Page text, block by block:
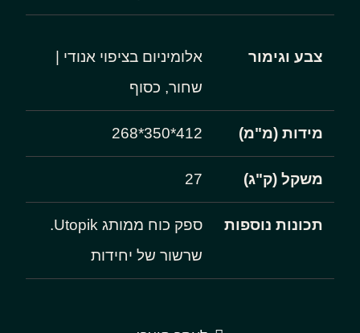
צבע וגימור
אלומיניום בציפוי אנודי |
שחור, כסוף
מידות (מ"מ) 412*350*268
משקל (ק"ג) 27
תכונות נוספות
ספק כוח ממותג Utopik.
שרשור של יחידות